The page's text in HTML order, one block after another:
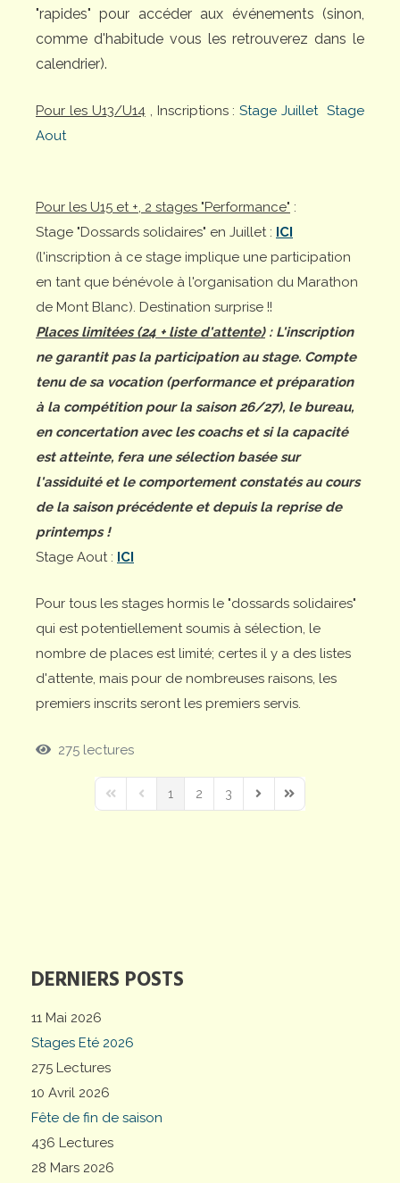
DERNIERS POSTS
11 Mai 2026
Stages Eté 2026
275 Lectures
10 Avril 2026
Fête de fin de saison
436 Lectures
28 Mars 2026
"rapides" pour accéder aux événements (sinon,
comme d'habitude vous les retrouverez dans le
calendrier).
Pour les U13/U14, Inscriptions :Stage Juillet Stage
Aout
Pour les U15 et +, 2 stages "Performance" :
Stage "Dossards solidaires" en Juillet : ICI
(l'inscription à ce stage implique une participation
en tant que bénévole à l'organisation du Marathon
de Mont Blanc). Destination surprise !!
Places limitées (24 + liste d'attente): L'inscription
ne garantit pas la participation au stage. Compte
tenu de sa vocation (performance et préparation
à la compétition pour la saison 26/27), le bureau,
en concertation avec les coachs et si la capacité
est atteinte, fera une sélection basée sur
l'assiduité et le comportement constatés au cours
de la saison précédente et depuis la reprise de
printemps !
Stage Aout : ICI
Pour tous les stages hormis le "dossards solidaires"
qui est potentiellement soumis à sélection, le
nombre de places est limité; certes il y a des listes
d'attente, mais pour de nombreuses raisons, les
premiers inscrits seront les premiers servis.
275 lectures
First PagePrevious Page
1 2 3
Next PageLast Page